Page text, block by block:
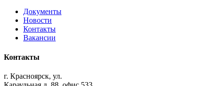
Документы
Новости
Контакты
Вакансии
Контакты
г. Красноярск, ул.